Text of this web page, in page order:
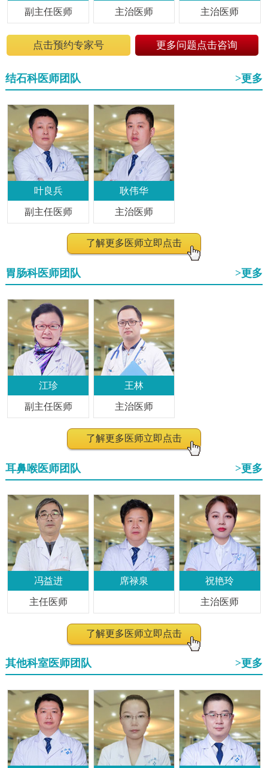
副主任医师 主治医师 主治医师
点击预约专家号 更多问题点击咨询
结石科医师团队 >更多
叶良兵
副主任医师
耿伟华
主治医师
了解更多医师立即点击
胃肠科医师团队 >更多
江珍
副主任医师
王林
主治医师
了解更多医师立即点击
耳鼻喉医师团队 >更多
冯益进
主任医师
席禄泉 祝艳玲
主治医师
了解更多医师立即点击
其他科室医师团队 >更多